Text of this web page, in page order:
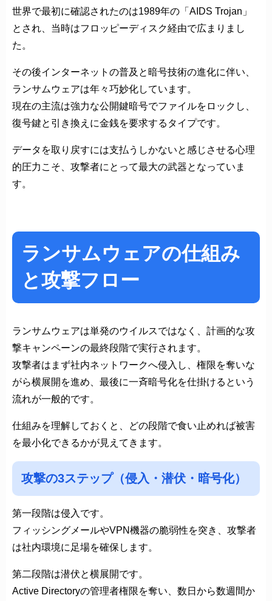
世界で最初に確認されたのは1989年の「AIDS Trojan」
とされ、当時はフロッピーディスク経由で広まりまし
た。
その後インターネットの普及と暗号技術の進化に伴い、
ランサムウェアは年々巧妙化しています。
現在の主流は強力な公開鍵暗号でファイルをロックし、
復号鍵と引き換えに金銭を要求するタイプです。
データを取り戻すには支払うしかないと感じさせる心理
的圧力こそ、攻撃者にとって最大の武器となっていま
す。
ランサムウェアの仕組み
と攻撃フロー
ランサムウェアは単発のウイルスではなく、計画的な攻
撃キャンペーンの最終段階で実行されます。
攻撃者はまず社内ネットワークへ侵入し、権限を奪いな
がら横展開を進め、最後に一斉暗号化を仕掛けるという
流れが一般的です。
仕組みを理解しておくと、どの段階で食い止めれば被害
を最小化できるかが見えてきます。
攻撃の3ステップ（侵入・潜伏・暗号化）
第一段階は侵入です。
フィッシングメールやVPN機器の脆弱性を突き、攻撃者
は社内環境に足場を確保します。
第二段階は潜伏と横展開です。
Active Directoryの管理者権限を奪い、数日から数週間か